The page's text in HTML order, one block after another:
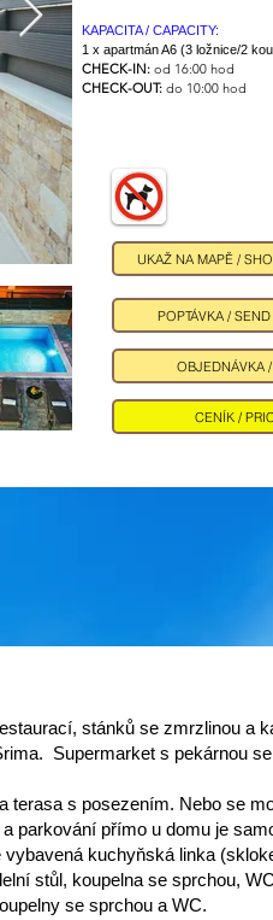
KAPACITA / CAPACITY:
1 x apartmán A6 (3 ložnice/2
CHECK-IN: od 16:00 hod
CHECK-OUT: do 10:00 hod
UKAŽ NA MAPĚ /
POPTÁVKA /
OBJEDNÁVKA
CENÍK /
stánků se zmrzlinou a
Supermarket s pekárnou
terasa s posezením. Nebo se
parkování přímo u domu je
kuchyňská linka
stůl, koupelna se sprchou,
se sprchou a WC.